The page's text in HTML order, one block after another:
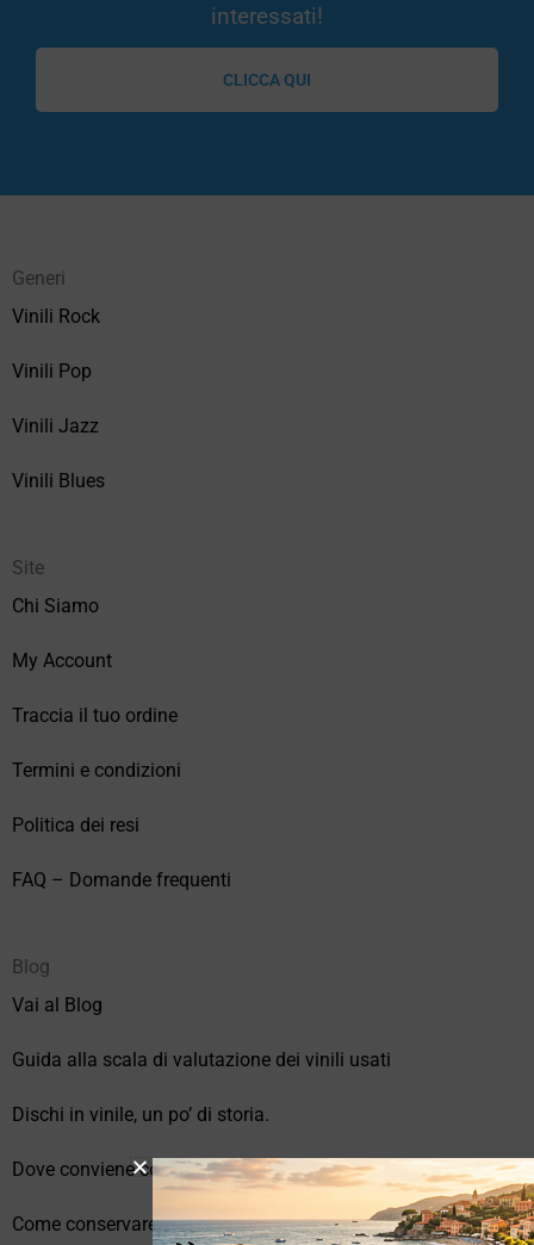
interessati!
CLICCA QUI
Generi
Vinili Rock
Vinili Pop
Vinili Jazz
Vinili Blues
Site
Chi Siamo
My Account
Traccia il tuo ordine
Termini e condizioni
Politica dei resi
FAQ – Domande frequenti
Blog
Vai al Blog
Guida alla scala di valutazione dei vinili usati
Dischi in vinile, un po’ di storia.
Dove conviene comprare vinili online?
Come conservare correttamente i vinili usati